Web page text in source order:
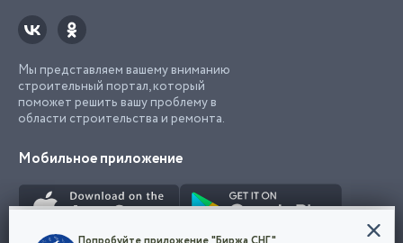
Мы представляем вашему вниманию
строительный портал, который
поможет решить вашу проблему в
области строительства и ремонта.
Мобильное приложение
Конфиденциальность